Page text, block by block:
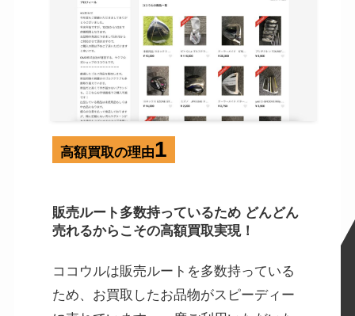
高額買取の理由1
販売ルート多数持っているため どんどん
売れるからこその高額買取実現！
ココウルは販売ルートを多数持っている
ため、お買取したお品物がスピーディー